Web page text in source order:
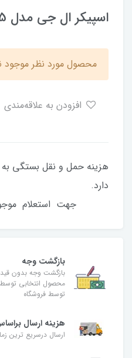
اسپیکر ال جی مدل LG XBOOM ON 5
محصول مورد نظر موجود
هزینه حمل و نقل بستگی
جهت استعلام
بازگشت وجه
بازگشت وجه بدون
محصول انتخابی
توسط فروشگاه
هزینه ارسال
ارسال درسریع ترین